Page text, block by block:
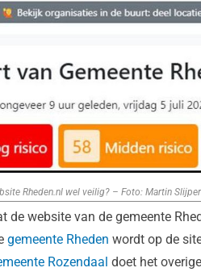
Rheden.nl wel veilig? – Foto: Martin Slijper
de website van de gemeente
gemeente Rheden wordt op de
Rozendaal doet het